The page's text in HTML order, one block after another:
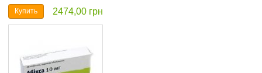
Купить 2474,00 грн